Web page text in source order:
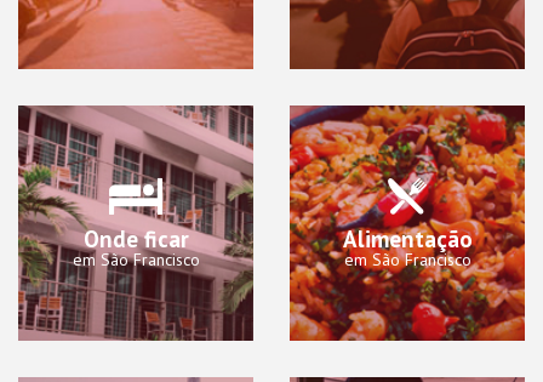
Onde ficar
em São Francisco
Alimentação
em São Francisco